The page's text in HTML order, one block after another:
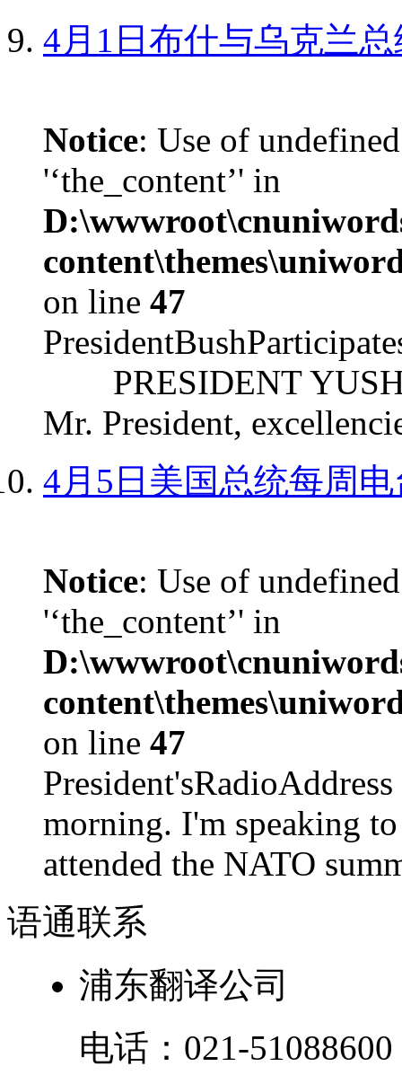
4月1日布什与乌克兰
Notice: Use of
'‘the_content’' in
on line 47
PRESIDENT
Mr. President,
4月5日美国总统每周
Notice: Use of
'‘the_content’' in
on line 47
morning. I'm speaking
attended the NATO
语通联系
浦东翻译公司
电话： 021-51088600